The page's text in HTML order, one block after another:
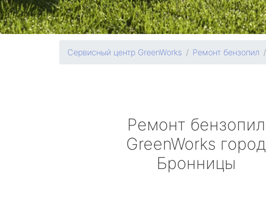
Сервисный центр GreenWorks Ремонт бензопил
Ремонт бензопил
GreenWorks город
Бронницы